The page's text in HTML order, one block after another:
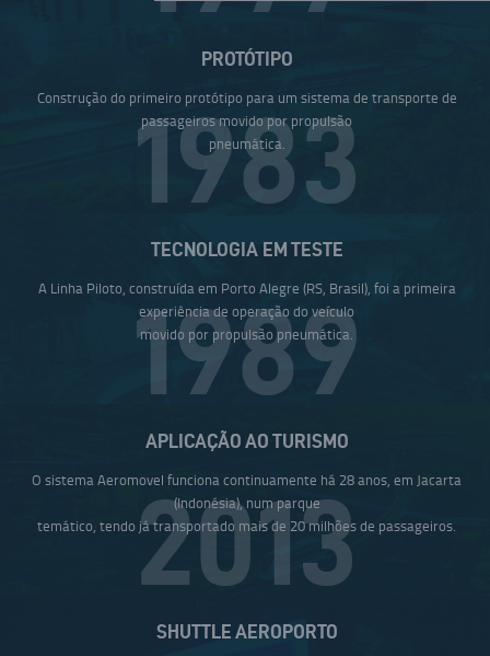
PROTÓTIPO
Construção do primeiro protótipo para um sistema de transporte de
passageiros movido por propulsão
pneumática.
1983
TECNOLOGIA EM TESTE
A Linha Piloto, construída em Porto Alegre (RS, Brasil), foi a primeira
experiência de operação do veículo
movido por propulsão pneumática.
1989
APLICAÇÃO AO TURISMO
O sistema Aeromovel funciona continuamente há 28 anos, em Jacarta
(Indonésia), num parque
temático, tendo já transportado mais de 20 milhões de passageiros.
2013
SHUTTLE AEROPORTO